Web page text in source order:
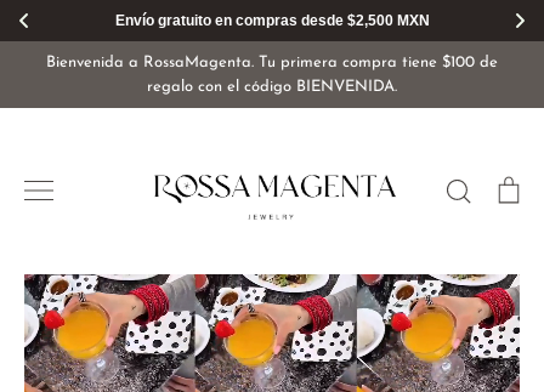
Envío gratuito en compras desde $2,500 MXN
al
Bienvenida a RossaMagenta. Tu primera compra tiene $100 de
regalo con el código BIENVENIDA.
Buscar